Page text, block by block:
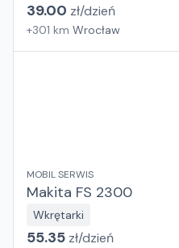
39.00 zł/dzień
+301 km Wrocław
MOBIL SERWIS
Makita FS 2300
Wkrętarki
55.35 zł/dzień